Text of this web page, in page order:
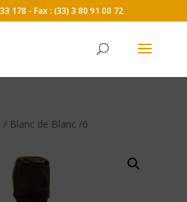
178 - Fax : (33) 3 80 91 00 72
/ Blanc de Blanc /6